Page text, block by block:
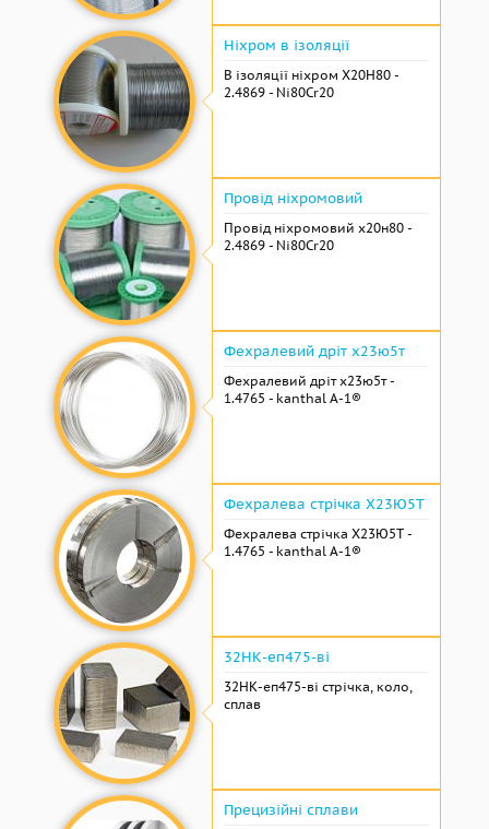
Ніхром в ізоляції
В ізоляції ніхром Х20Н80 -
2.4869 - Ni80Cr20
Провід ніхромовий
Провід ніхромовий х20н80 -
2.4869 - Ni80Cr20
Фехралевий дріт х23ю5т
Фехралевий дріт х23ю5т -
1.4765 - kanthal A-1®
Фехралева стрічка Х23Ю5Т
Фехралева стрічка Х23Ю5Т -
1.4765 - kanthal A-1®
32НК-еп475-ві
32НК-еп475-ві стрічка, коло,
сплав
Прецизійні сплави